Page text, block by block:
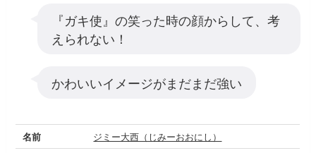
『ガキ使』の笑った時の顔からして、考
えられない！
かわいいイメージがまだまだ強い
名前
ジミー大西（じみーおおにし）